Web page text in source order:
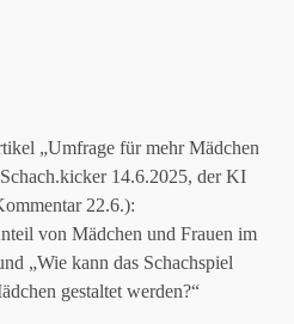
„Umfrage für mehr Mädchen
14.6.2025, der KI
22.6.):
von Mädchen und Frauen im
„Wie kann das Schachspiel
gestaltet werden?“